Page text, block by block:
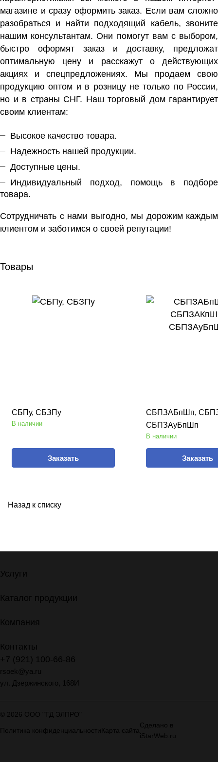
магазине и сразу оформить заказ. Если вам сложно
разобраться и найти подходящий кабель, звоните
нашим консультантам. Они помогут вам с выбором,
быстро оформят заказ и доставку, предложат
оптимальную цену и расскажут о действующих
акциях и спецпредложениях. Мы продаем свою
продукцию оптом и в розницу не только по России,
но и в страны СНГ. Наш торговый дом гарантирует
своим клиентам:
Высокое качество товара.
Надежность нашей продукции.
Доступные цены.
Индивидуальный подход, помощь в подборе
товара.
Сотрудничать с нами выгодно, мы дорожим каждым
клиентом и заботимся о своей репутации!
Товары
СБПу, СБЗПу
В наличии
Заказать
СБПЗАБпШп,
СБПЗАуБпШп
В наличии
Заказать
Назад к списку
Услуги
Каталог продукции
Компания
Контакты
+7 (921) 100-66-86
rsoek@ya.ru
ул. Дзержинского, 168И
© 2026 ООО "ТД ЭЛПРО"
Политика конфиденциальности Карта сайта
Сделано в
iStarWeb.ru